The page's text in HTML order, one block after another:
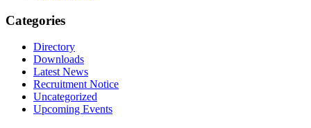
Categories
Directory
Downloads
Latest News
Recruitment Notice
Uncategorized
Upcoming Events